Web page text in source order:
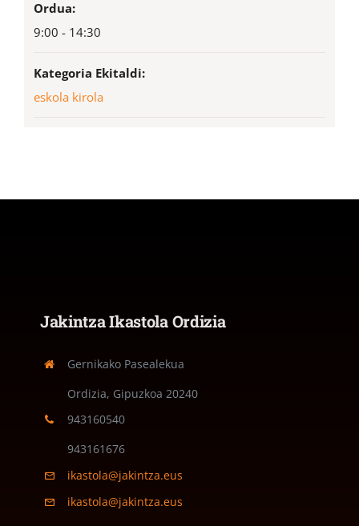
Ordua:
9:00 - 14:30
Kategoria Ekitaldi:
eskola kirola
Jakintza Ikastola Ordizia
Gernikako Pasealekua
Ordizia, Gipuzkoa 20240
943160540
943161676
ikastola@jakintza.eus
ikastola@jakintza.eus